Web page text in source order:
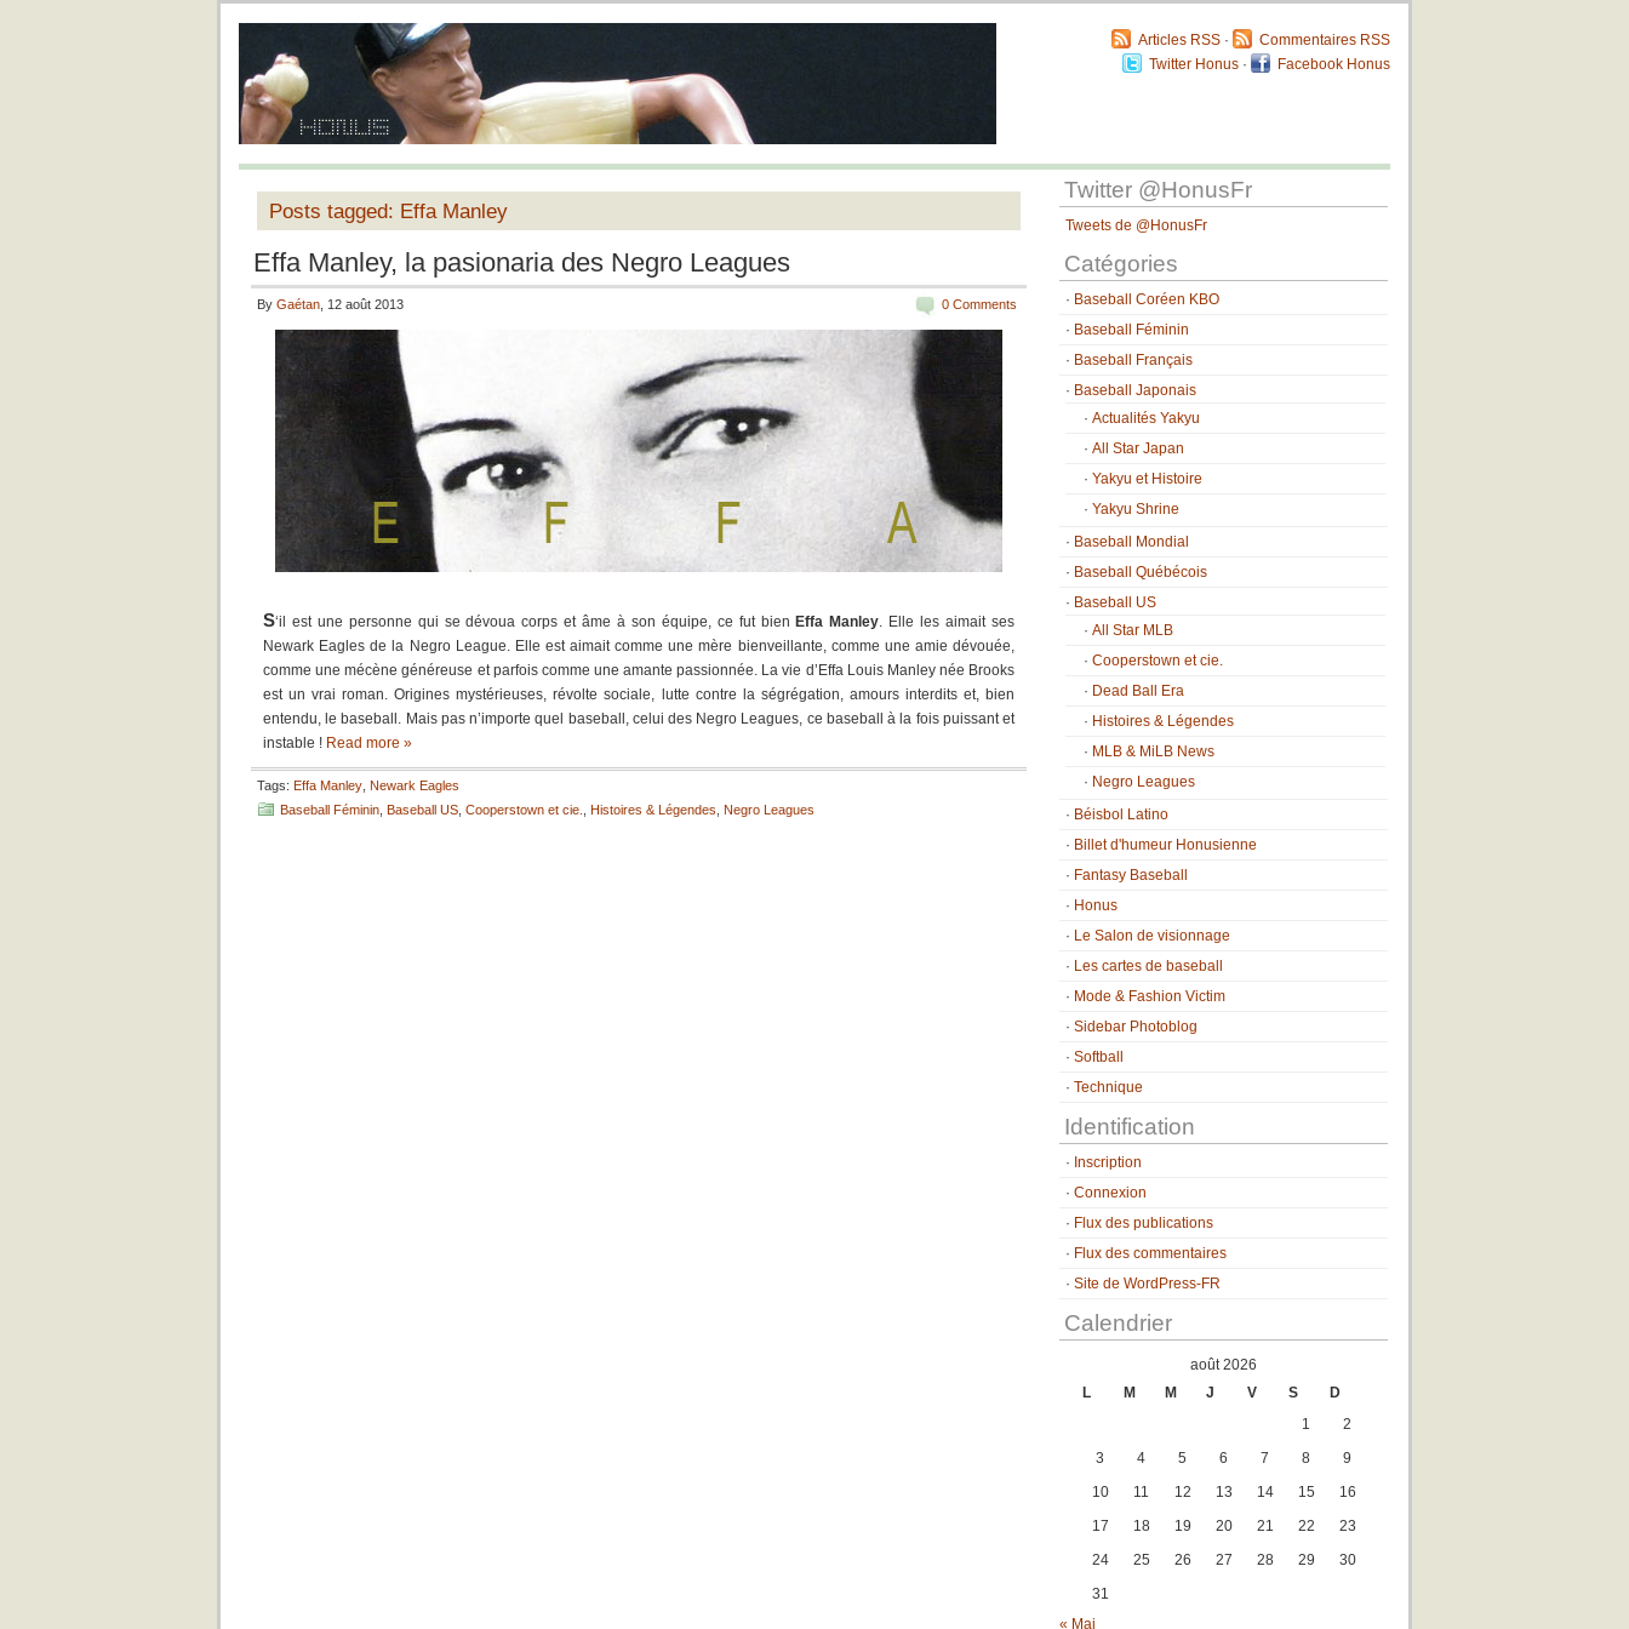
Articles RSS ·
Commentaires RSS
Twitter Honus · Facebook Honus
Posts tagged: Effa Manley
Effa Manley, la pasionaria des Negro Leagues
0 Comments
By Gaétan , 12 août 2013
S‘il est une personne qui se dévoua corps et âme à son équipe, ce fut bien Effa Manley. Elle les aimait ses
Newark Eagles de la Negro League. Elle est aimait comme une mère bienveillante, comme une amie dévouée,
comme une mécène généreuse et parfois comme une amante passionnée. La vie d’Effa Louis Manley née Brooks
est un vrai roman. Origines mystérieuses, révolte sociale, lutte contre la ségrégation, amours interdits et, bien
entendu, le baseball. Mais pas n’importe quel baseball, celui des Negro Leagues, ce baseball à la fois puissant et
instable ! Read more »
Tags: Effa Manley Newark Eagles
Baseball Féminin Baseball US Cooperstown et cie. Histoires & Légendes Negro Leagues
Twitter @HonusFr
Tweets de @HonusFr
Catégories
Baseball Coréen KBO
Baseball Féminin
Baseball Français
Baseball Japonais
Actualités Yakyu
All Star Japan
Yakyu et Histoire
Yakyu Shrine
Baseball Mondial
Baseball Québécois
Baseball US
All Star MLB
Cooperstown et cie.
Dead Ball Era
Histoires & Légendes
MLB & MiLB News
Negro Leagues
Béisbol Latino
Billet d'humeur Honusienne
Fantasy Baseball
Honus
Le Salon de visionnage
Les cartes de baseball
Mode & Fashion Victim
Sidebar Photoblog
Softball
Technique
Identification
Inscription
Connexion
Flux des publications
Flux des commentaires
Site de WordPress-FR
Calendrier
août 2026
L
M M J V S
D
1
2
3
4 5 6 7 8
9
10
11 12 13 14 15
16
17
18 19 20 21 22
23
24
25 26 27 28 29
30
31
« Mai